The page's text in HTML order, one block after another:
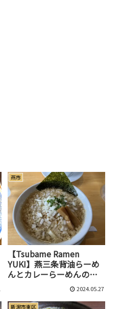
燕市
【Tsubame Ramen
YUKI】燕三条背油らーめ
んとカレーらーめんの二
枚看板に、二郎系、家系
2024.05.27
新潟市東区